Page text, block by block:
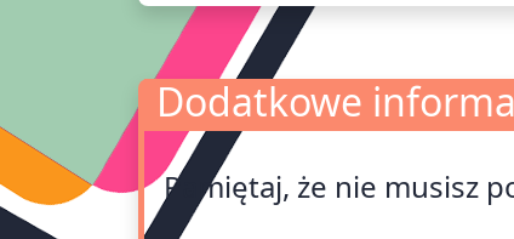
Dodatkowe
Dodatkowe informacje
Pamiętaj, że nie musisz